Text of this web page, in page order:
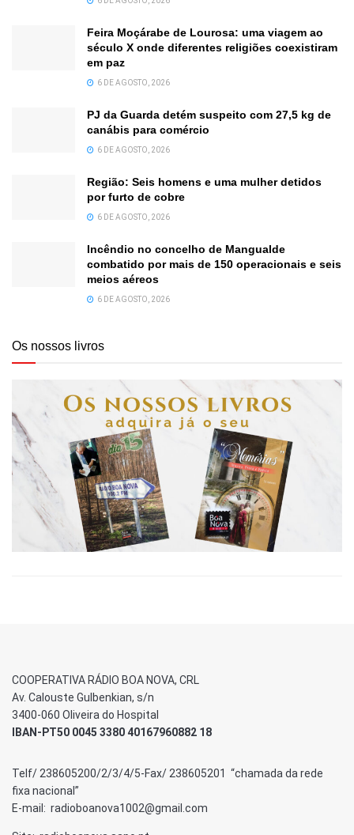
Feira Moçárabe de Lourosa: uma viagem ao
século X onde diferentes religiões coexistiram
em paz
6 DE AGOSTO, 2026
PJ da Guarda detém suspeito com 27,5 kg de
canábis para comércio
6 DE AGOSTO, 2026
Região: Seis homens e uma mulher detidos
por furto de cobre
6 DE AGOSTO, 2026
Incêndio no concelho de Mangualde
combatido por mais de 150 operacionais e seis
meios aéreos
6 DE AGOSTO, 2026
Os nossos livros
COOPERATIVA RÁDIO BOA NOVA, CRL
Av. Calouste Gulbenkian, s/n
3400-060 Oliveira do Hospital
IBAN-PT50 0045 3380 40167960882 18
Telf/ 238605200/2/3/4/5-Fax/ 238605201 “chamada da rede
fixa nacional”
E-mail: radioboanova1002@gmail.com